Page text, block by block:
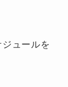
ュールを